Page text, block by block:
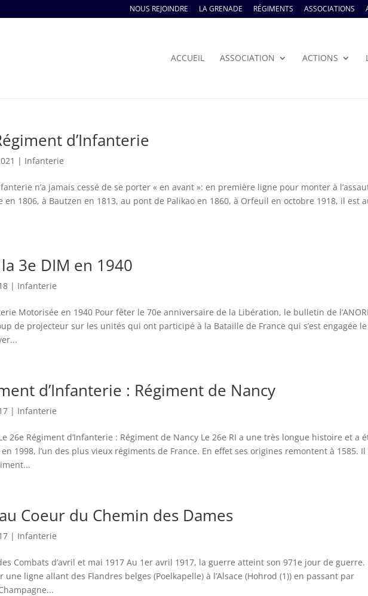
NOUS REJOINDRE LA GRENADE RÉGIMENTS ASSOCIATIONS
ACCUEIL ASSOCIATION ACTIONS
d’Infanterie
| Infanterie
n’a jamais cessé de se porter « en avant »: en première ligne pour monter à
en 1806, à Bautzen en 1813, au pont de Palikao en 1860, à Orfeuil en octobre 1918, il est
3e DIM en 1940
| Infanterie
Motorisée en 1940 Pour fêter le 70e anniversaire de la Libération, le bulletin de
de projecteur sur les unités qui ont participé à la Bataille de France qui s’est engagée
d’Infanterie : Régiment de Nancy
| Infanterie
26e Régiment d’Infanterie : Régiment de Nancy Le 26e RI a une très longue histoire et a
1998, l’un des plus vieux régiments de France. En effet ses origines remontent à 1585. Il
Coeur du Chemin des Dames
| Infanterie
Combats d’avril et mai 1917 Au 1er avril 1917, la guerre atteint son 971e jour de guerre.
une ligne allant des Flandres belges (Poelkapelle) à l’Alsace (Hohrod (1)) en passant par